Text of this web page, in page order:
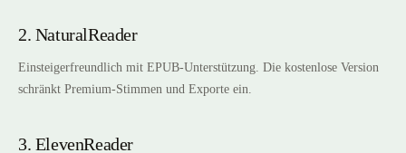
2. NaturalReader
Einsteigerfreundlich mit EPUB-Unterstützung. Die kostenlose Version
schränkt Premium-Stimmen und Exporte ein.
3. ElevenReader